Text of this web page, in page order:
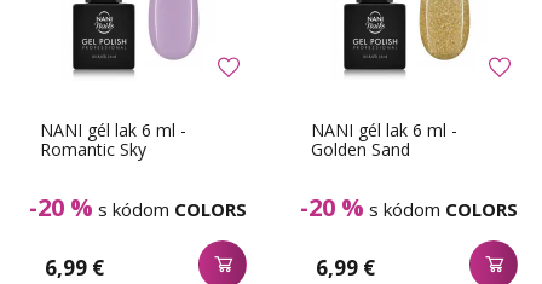
NANI gél lak 6 ml -
Romantic Sky
-20 % s kódom COLORS
6,99 €
NANI gél lak 6 ml -
Golden Sand
-20 % s kódom COLORS
6,99 €